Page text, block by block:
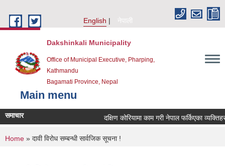
English
नेपाली
Dakshinkali Municipality
Office of Municipal Executive, Pharping,
Kathmandu
Bagamati Province, Nepal
Main menu
समाचार दक्षिण कोरियामा काम गरी नेपाल फर्किएका
You are here
Home » दावी विरोध सम्बन्धी सार्वजिक सूचना !